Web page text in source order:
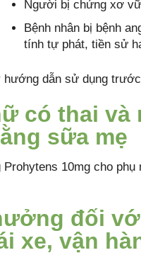
Người bị chứng xơ
Bệnh nhân bị bệnh
tính tự phát, tiền sử
dẫn sử dụng
có thai và
sữa mẹ
Prohytens 10mg cho
đối
xe, vận